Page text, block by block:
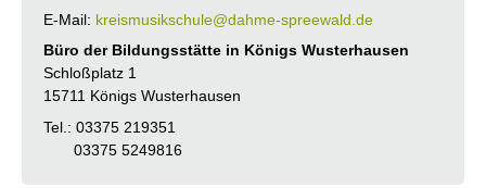
E-Mail: kreismusikschule@dahme-spreewald.de
Büro der Bildungsstätte in Königs Wusterhausen
Schloßplatz 1
15711 Königs Wusterhausen
Tel.: 03375 219351
03375 5249816